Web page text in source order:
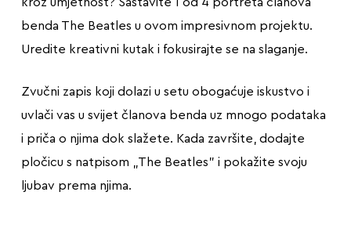
benda The Beatles u ovom impresivnom projektu.
Uredite kreativni kutak i fokusirajte se na slaganje.
Zvučni zapis koji dolazi u setu obogaćuje iskustvo i
uvlači vas u svijet članova benda uz mnogo podataka
i priča o njima dok slažete. Kada završite, dodajte
pločicu s natpisom „The Beatles” i pokažite svoju
ljubav prema njima.